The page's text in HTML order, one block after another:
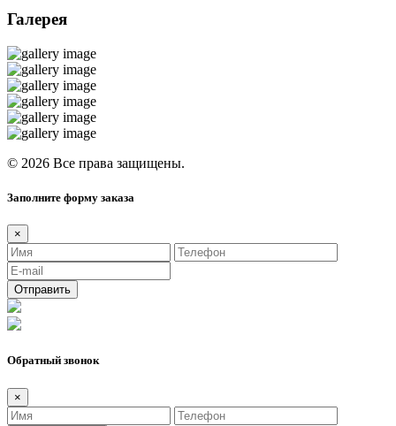
Галерея
© 2026 Все права защищены.
Заполните форму заказа
×
Отправить
Обратный звонок
×